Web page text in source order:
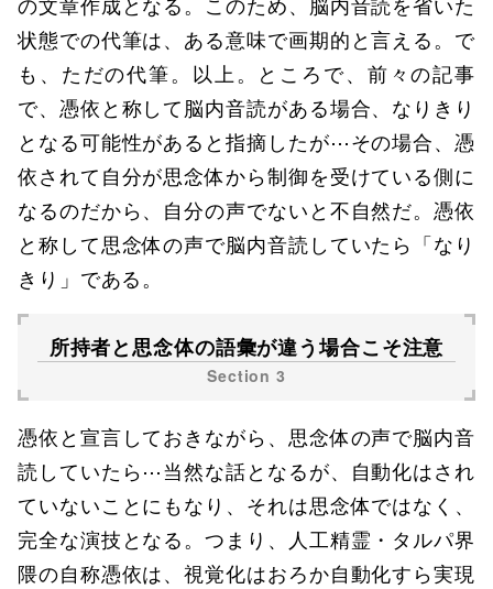
状態での代筆は、ある意味で画期的と言える。で
も、ただの代筆。以上。ところで、前々の記事
で、憑依と称して脳内音読がある場合、なりきり
となる可能性があると指摘したが⋯その場合、憑
依されて自分が思念体から制御を受けている側に
なるのだから、自分の声でないと不自然だ。憑依
と称して思念体の声で脳内音読していたら「なり
きり」である。
所持者と思念体の語彙が違う場合こそ注意
憑依と宣言しておきながら、思念体の声で脳内音
読していたら⋯当然な話となるが、自動化はされ
ていないことにもなり、それは思念体ではなく、
完全な演技となる。つまり、人工精霊・タルパ界
隈の自称憑依は、視覚化はおろか自動化すら実現